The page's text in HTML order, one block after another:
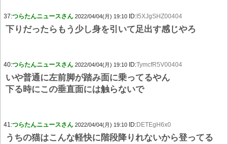
37:つらたんニュースさん 2022/04/04(月) 19:10 ID: I5XJgSHZ00404
下りだったらもう少し身を引いて足出す感じやろ
40:つらたんニュースさん 2022/04/04(月) 19:10 ID:TymcfR5V00404
いや普通に左前脚が踏み面に乗ってるやん
下る時にこの垂直面には触らないで
41:つらたんニュースさん 2022/04/04(月) 19:10 ID:DETEgH6x0
うちの猫はこんな軽快に階段降りれないから登ってる